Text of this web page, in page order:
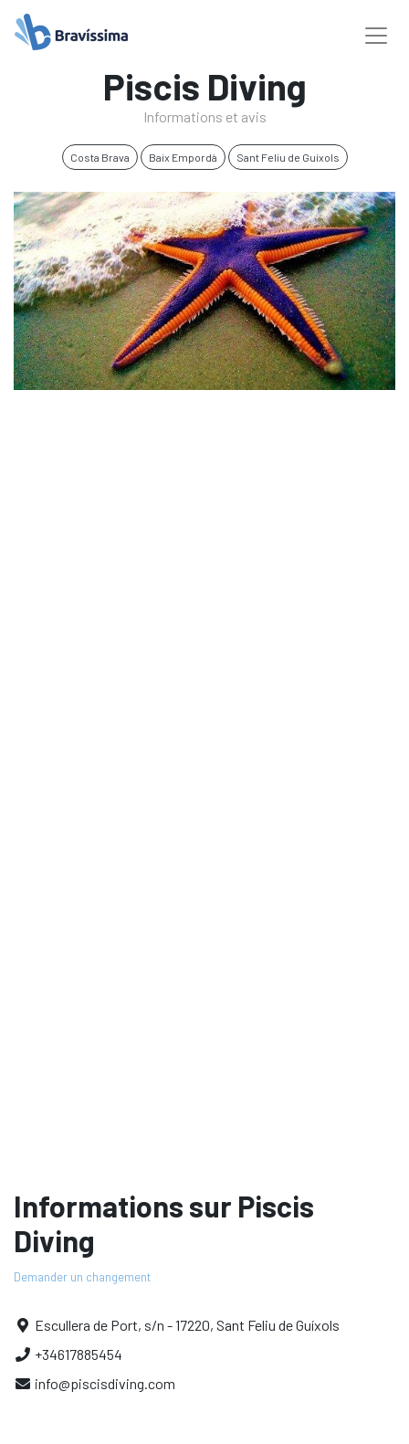
Piscis Diving
Informations et avis
Costa Brava Baix Empordà Sant Feliu de Guíxols
Informations sur Piscis
Diving
Demander un changement
Escullera de Port, s/n - 17220, Sant Feliu de Guíxols
+34617885454
info@piscisdiving.com